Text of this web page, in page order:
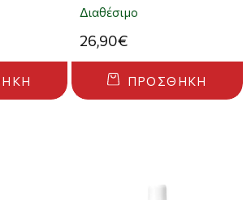
Διαθέσιμο
26,90€
ΠΡΟΣΘΉΚΗ